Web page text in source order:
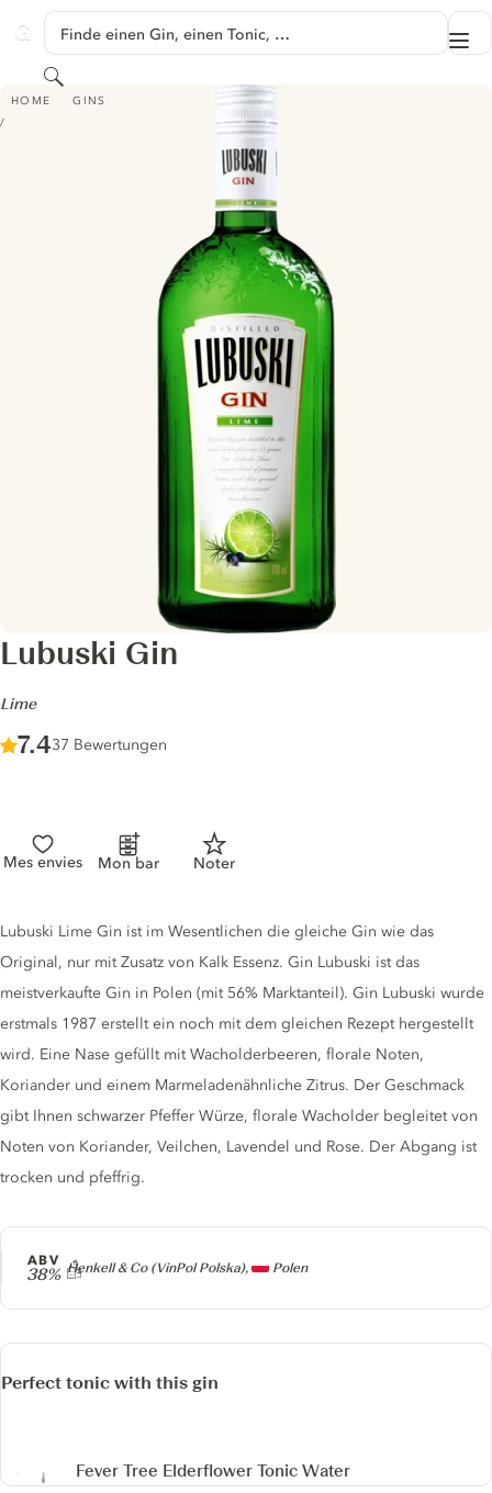
GINVENTORY
Finde einen Gin, einen Tonic, …
Suchen
HOME GINS
LUBUSKI GIN - LIME
Lubuski Gin
-
Lime
Score :
7.4/ 10
37 Bewertungen
Mes envies Mon bar Noter
Producer
Henkell & Co (VinPol Polska), Polen
ABV
38%
Gin description
Lubuski Lime Gin ist im Wesentlichen die gleiche Gin wie das
Original, nur mit Zusatz von Kalk Essenz. Gin Lubuski ist das
meistverkaufte Gin in Polen (mit 56% Marktanteil). Gin Lubuski wurde
erstmals 1987 erstellt ein noch mit dem gleichen Rezept hergestellt
wird. Eine Nase gefüllt mit Wacholderbeeren, florale Noten,
Koriander und einem Marmeladenähnliche Zitrus. Der Geschmack
gibt Ihnen schwarzer Pfeffer Würze, florale Wacholder begleitet von
Noten von Koriander, Veilchen, Lavendel und Rose. Der Abgang ist
trocken und pfeffrig.
Perfect tonic with this gin
Fever Tree Elderflower Tonic Water